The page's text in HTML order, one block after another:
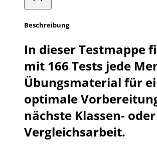
Beschreibung
In dieser Testmappe
mit 166 Tests jede
Übungsmaterial für
optimale
nächste Klassen- oder
Vergleichsarbeit.